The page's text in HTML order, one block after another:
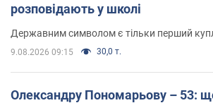
розповідають у школі
Державним символом є тільки перший
9.08.2026 09:15 30,0 т.
Олександру Пономарьову – 53: